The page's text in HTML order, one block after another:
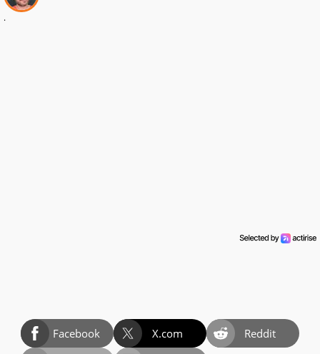
.
Facebook X.com
Reddit